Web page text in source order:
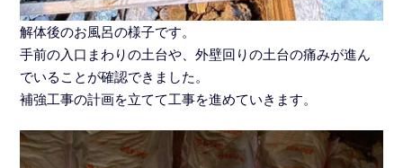
解体後のお風呂の様子です。
手前の入口まわりの土台や、外壁回りの土台の痛みが進ん
でいることが確認できました。
補強工事の計画を立てて工事を進めていきます。